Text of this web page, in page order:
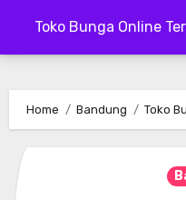
Toko Bunga Online
content
Home Bandung Toko